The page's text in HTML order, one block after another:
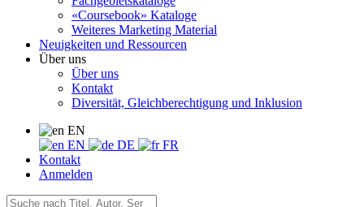
«Coursebook» Kataloge
Weiteres Marketing Material
Neuigkeiten und Ressourcen
Über uns
Über uns
Kontakt
Diversität, Gleichberechtigung und Inklusion
EN
EN
DE
FR
Kontakt
Anmelden